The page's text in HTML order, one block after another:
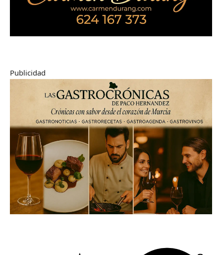
Publicidad